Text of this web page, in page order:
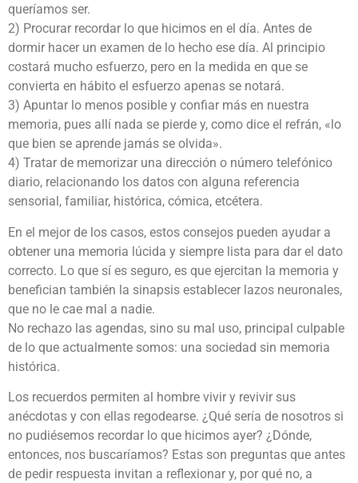
queríamos ser.
2) Procurar recordar lo que hicimos en el día. Antes de
dormir hacer un examen de lo hecho ese día. Al principio
costará mucho esfuerzo, pero en la medida en que se
convierta en hábito el esfuerzo apenas se notará.
3) Apuntar lo menos posible y confiar más en nuestra
memoria, pues allí nada se pierde y, como dice el refrán, «lo
que bien se aprende jamás se olvida».
4) Tratar de memorizar una dirección o número telefónico
diario, relacionando los datos con alguna referencia
sensorial, familiar, histórica, cómica, etcétera.
En el mejor de los casos, estos consejos pueden ayudar a
obtener una memoria lúcida y siempre lista para dar el dato
correcto. Lo que sí es seguro, es que ejercitan la memoria y
benefician también la sinapsis establecer lazos neuronales,
que no le cae mal a nadie.
No rechazo las agendas, sino su mal uso, principal culpable
de lo que actualmente somos: una sociedad sin memoria
histórica.
Los recuerdos permiten al hombre vivir y revivir sus
anécdotas y con ellas regodearse. ¿Qué sería de nosotros si
no pudiésemos recordar lo que hicimos ayer? ¿Dónde,
entonces, nos buscaríamos? Estas son preguntas que antes
de pedir respuesta invitan a reflexionar y, por qué no, a